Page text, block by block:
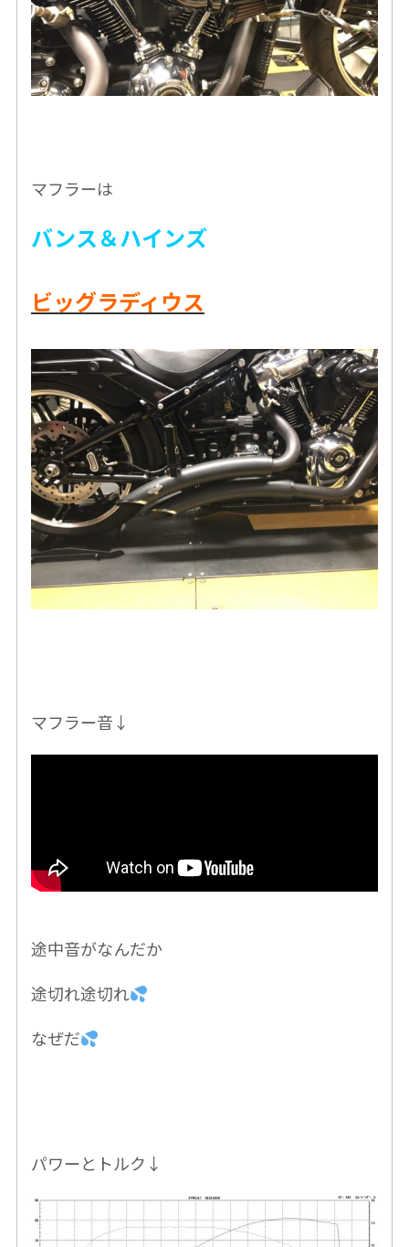
マフラーは
バンス＆ハインズ
ビッグラディウス
マフラー音↓
途中音がなんだか
途切れ途切れ
なぜだ
パワーとトルク↓